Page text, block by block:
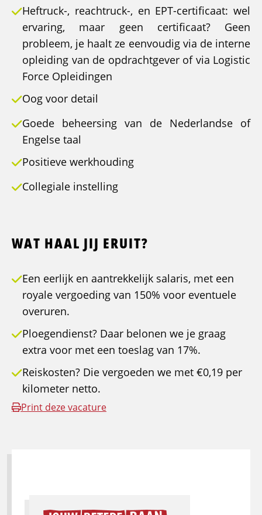
Heftruck-, reachtruck-, en EPT-certificaat: wel
ervaring, maar geen certificaat? Geen
probleem, je haalt ze eenvoudig via de interne
opleiding van de opdrachtgever of via Logistic
Force Opleidingen
Oog voor detail
Goede beheersing van de Nederlandse of
Engelse taal
Positieve werkhouding
Collegiale instelling
WAT HAAL JIJ ERUIT?
Een eerlijk en aantrekkelijk salaris, met een
royale vergoeding van 150% voor eventuele
overuren.
Ploegendienst? Daar belonen we je graag
extra voor met een toeslag van 17%.
Reiskosten? Die vergoeden we met €0,19 per
kilometer netto.
Print deze vacature